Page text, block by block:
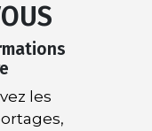
les